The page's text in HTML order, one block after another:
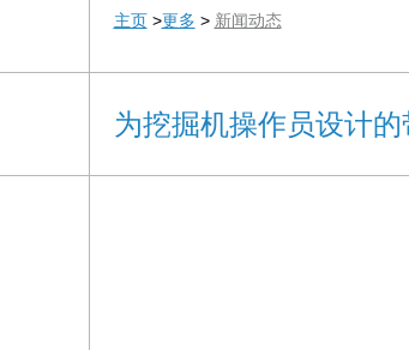
主页>更多 > 新闻动态
为挖掘机操作员设计